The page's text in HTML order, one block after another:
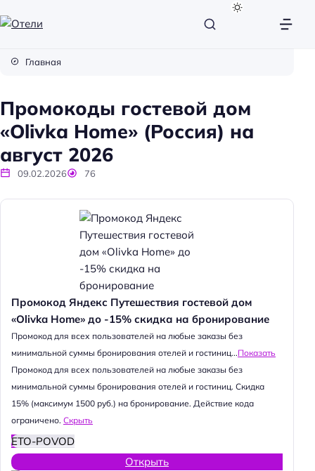
и
Главная
Промокоды гостевой дом
«Olivka Home» (Россия) на
август 2026
09.02.2026 76
Промокод Яндекс Путешествия гостевой дом
«Olivka Home» до -15% скидка на бронирование
Промокод для всех пользователей на любые заказы без
минимальной суммы бронирования отелей и гостиниц...Показать
Промокод для всех пользователей на любые заказы без
минимальной суммы бронирования отелей и гостиниц. Скидка
15% (максимум 1500 руб.) на бронирование. Действие кода
ограничено. Скрыть
ETO-POVOD
Открыть